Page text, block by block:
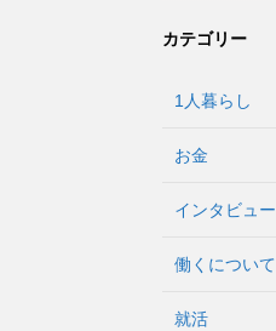
カテゴリー
1人暮らし
お金
インタビュー
働くについて
就活